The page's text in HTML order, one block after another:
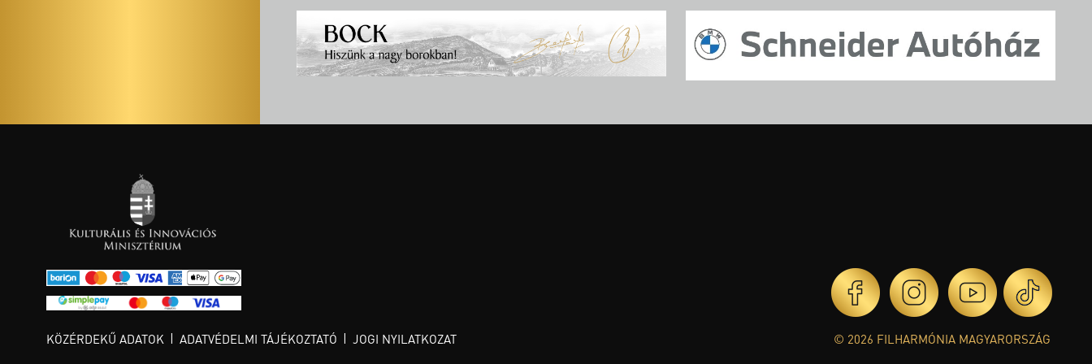
KÖZÉRDEKŰ ADATOK ADATVÉDELMI TÁJÉKOZTATÓ JOGI NYILATKOZAT © 2026 FILHARMÓNIA MAGYARORSZÁG